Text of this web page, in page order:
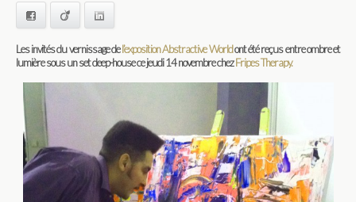
Facebook Viadeo
Les invités du vernissage del’exposition Abstractive Worldont été reçus entre ombre et
lumière sous un set deep-house ce jeudi 14 novembre chezFripes Therapy.